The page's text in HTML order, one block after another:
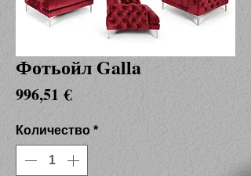
Фотьойл Galla
996,51 €Цена
Количество *